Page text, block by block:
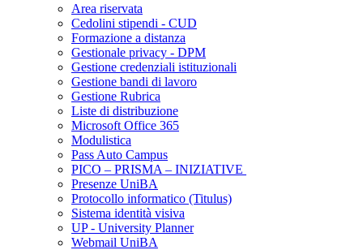
Area riservata
Cedolini stipendi - CUD
Formazione a distanza
Gestionale privacy - DPM
Gestione credenziali istituzionali
Gestione bandi di lavoro
Gestione Rubrica
Liste di distribuzione
Microsoft Office 365
Modulistica
Pass Auto Campus
PICO – PRISMA – INIZIATIVE
Presenze UniBA
Protocollo informatico (Titulus)
Sistema identità visiva
UP - University Planner
Webmail UniBA